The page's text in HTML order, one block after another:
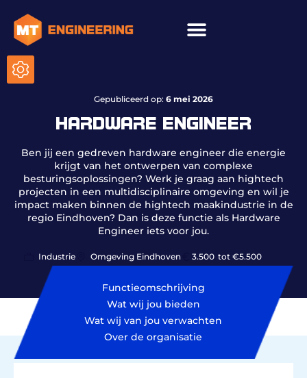
Gepubliceerd op: 6 mei 2026
HARDWARE ENGINEER
Ben jij een gedreven hardware engineer die energie
krijgt van het ontwerpen van complexe
besturingsoplossingen? Werk je graag aan hightech
projecten in een multidisciplinaire omgeving en wil je
impact maken binnen de hightech maakindustrie in de
regio Eindhoven? Dan is deze functie als Hardware
Engineer iets voor jou.
Industrie Omgeving Eindhoven 3.500 tot €5.500
Functieomschrijving
Wat wij jou bieden
Wat wij van jou verwachten
Over de organisatie